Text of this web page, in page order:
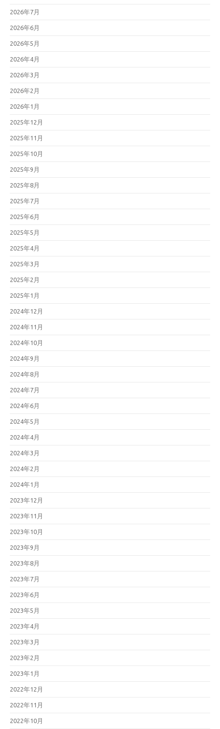
2026年7月
2026年6月
2026年5月
2026年4月
2026年3月
2026年2月
2026年1月
2025年12月
2025年11月
2025年10月
2025年9月
2025年8月
2025年7月
2025年6月
2025年5月
2025年4月
2025年3月
2025年2月
2025年1月
2024年12月
2024年11月
2024年10月
2024年9月
2024年8月
2024年7月
2024年6月
2024年5月
2024年4月
2024年3月
2024年2月
2024年1月
2023年12月
2023年11月
2023年10月
2023年9月
2023年8月
2023年7月
2023年6月
2023年5月
2023年4月
2023年3月
2023年2月
2023年1月
2022年12月
2022年11月
2022年10月